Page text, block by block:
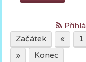
Začátek
« 1
»
Konec